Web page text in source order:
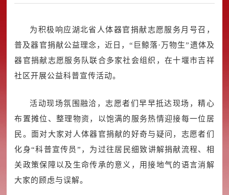
为积极响应湖北省人体器官捐献志愿服务月号召，
普及器官捐献公益理念，近日，“巨鲸落·万物生”遗体及
器官捐献志愿服务队联合多家社会组织，在十堰市吉祥
社区开展公益科普宣传活动。
活动现场氛围融洽，志愿者们早早抵达现场，精心
布置摊位、整理物资，以饱满的服务热情迎接每一位居
民。面对大家对人体器官捐献的好奇与疑问，志愿者们
化身“科普宣传员”，为过往居民细致讲解捐献流程、相
关政策保障以及生命传承的意义，用接地气的语言消解
大家的顾虑与误解。